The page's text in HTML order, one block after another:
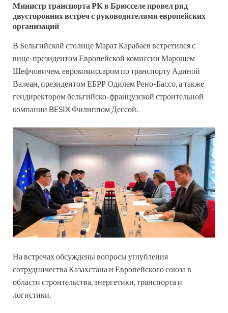
Министр транспорта РК в Брюсселе провел ряд
двусторонних встреч с руководителями европейских
организаций
В Бельгийской столице Марат Карабаев встретился с
вице-президентом Европейской комиссии Марошем
Шефчовичем, еврокомиссаром по транспорту Адиной
Валеан, президентом ЕБРР Одилем Рено-Бассо, а также
гендиректором бельгийско-французской строительной
компании BESIX Филиппом Дессой.
На встречах обсуждены вопросы углубления
сотрудничества Казахстана и Европейского союза в
области строительства, энергетики, транспорта и
логистики.